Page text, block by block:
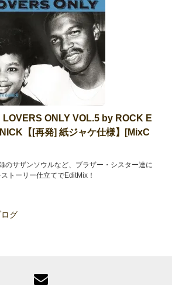
LOVERS ONLY VOL.5 by ROCK E
【[再発] 紙ジャケ仕様】[MixC
のサザンソウルなど、ブラザー・シスター達に
トーリー仕立てでEditMix！